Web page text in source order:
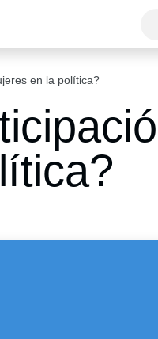
en la política?